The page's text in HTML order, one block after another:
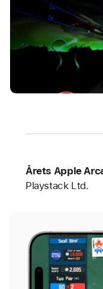
Årets Apple
Playstack Ltd.